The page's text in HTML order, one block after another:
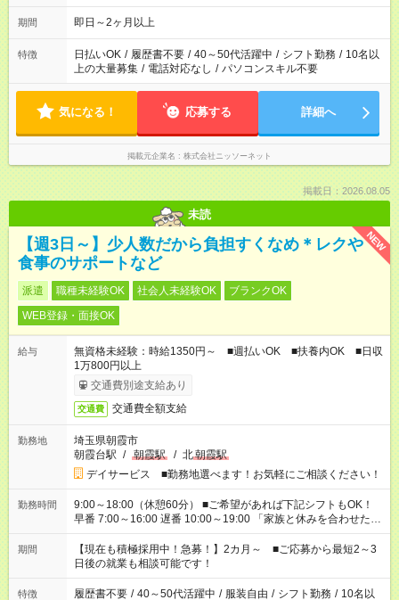
期間 即日～2ヶ月以上
特徴 日払いOK / 履歴書不要 / 40～50代活躍中 / シフト勤務 / 10名以
上の大量募集 / 電話対応なし / パソコンスキル不要
気になる！ 応募する 詳細へ
掲載元企業名 株式会社ニッソーネット
掲載日：2026.08.05
未読
NEW
【週3日～】少人数だから負担すくなめ＊レクや
食事のサポートなど
派遣 職種未経験OK 社会人未経験OK
ブランクOK
WEB登録・面接OK
給与
無資格未経験：時給1350円～ ■週払いOK ■扶養内OK ■日収
1万800円以上
交通費別途支給あり
交通費 交通費全額支給
勤務地
埼玉県朝霞市
朝霞台駅 / 朝霞駅 / 北朝霞駅
デイサービス ■勤務地選べます！お気軽にご相談ください！
勤務時間
9:00～18:00（休憩60分） ■ご希望があれば下記シフトもOK！
早番 7:00～16:00 遅番 10:00～19:00 「家族と休みを合わせた
い」 「余裕を持って夕飯の準備がしたい」 「できれば残業はし
たくない」 など、ご希望を教えてくださいね。 ※Wワーク希望
の方へ 今ご覧のお仕事で希望する勤務時間と、もう1つのお仕事
の勤務時間。 合計で週40時間を超える場合は応募できません。
期間
【現在も積極採用中！急募！】2カ月～ ■ご応募から最短2～3
日後の就業も相談可能です！
特徴 履歴書不要 / 40～50代活躍中 / 服装自由 / シフト勤務 / 10名以